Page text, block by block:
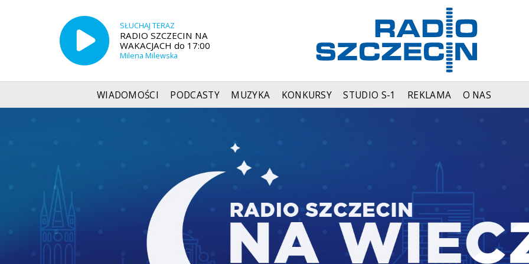
SŁUCHAJ TERAZ
RADIO SZCZECIN NA
WAKACJACH do 17:00
Milena Milewska
WIADOMOŚCI PODCASTY MUZYKA KONKURSY STUDIO S-1 REKLAMA O NAS